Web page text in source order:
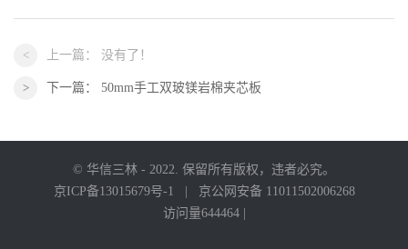
上一篇： 没有了！
下一篇： 50mm手工双玻镁岩棉夹芯板
© 华信三林 - 2022. 保留所有版权，违者必究。
京ICP备13015679号-1
京公网安备 11011502006268
访问量644464 |